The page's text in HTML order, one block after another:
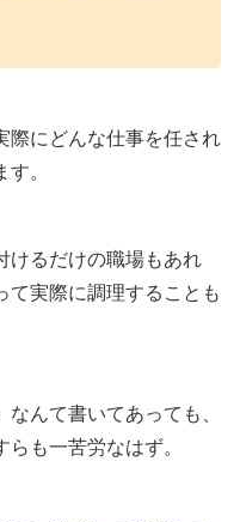
際にどんな仕事を任され
。
けるだけの職場もあれ
て実際に調理することも
んて書いてあっても、
も一苦労なはず。